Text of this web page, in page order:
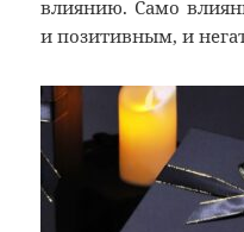
влиянию. Само
и позитивным, и